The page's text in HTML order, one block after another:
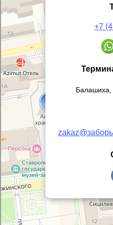
+7
Балашиха,